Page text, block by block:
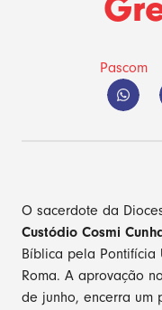
Pascom
O sacerdote da
Custódio Cosmi
Bíblica pela Pontifícia
Roma. A aprovação
de junho, encerra um